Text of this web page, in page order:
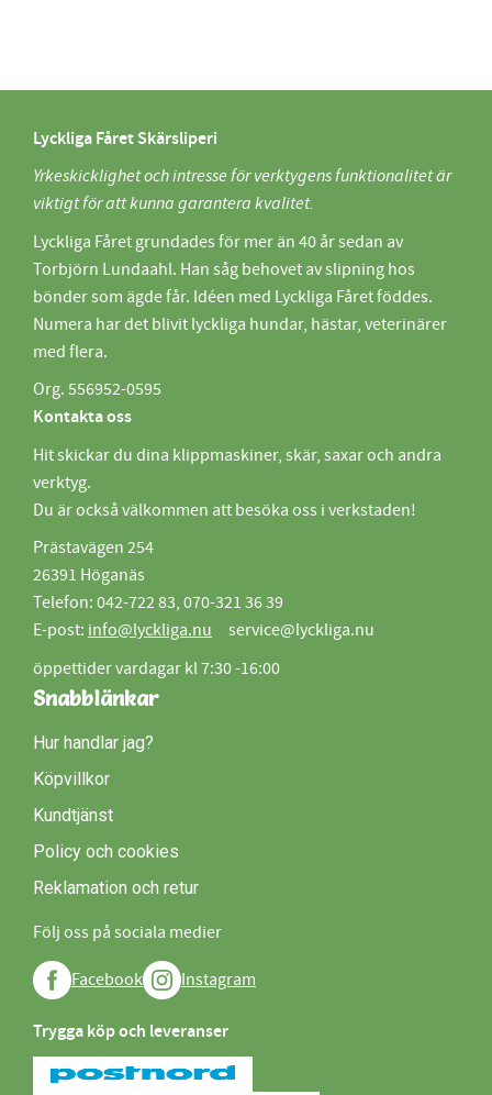
Lyckliga Fåret Skärsliperi
Yrkeskicklighet och intresse för verktygens funktionalitet är
viktigt för att kunna garantera kvalitet.
Lyckliga Fåret grundades för mer än 40 år sedan av
Torbjörn Lundaahl. Han såg behovet av slipning hos
bönder som ägde får. Idéen med Lyckliga Fåret föddes.
Numera har det blivit lyckliga hundar, hästar, veterinärer
med flera.
Org. 556952-0595
Kontakta oss
Hit skickar du dina klippmaskiner, skär, saxar och andra
verktyg.
Du är också välkommen att besöka oss i verkstaden!
Prästavägen 254
26391 Höganäs
Telefon: 042-722 83, 070-321 36 39
E-post: info@lyckliga.nu service@lyckliga.nu
öppettider vardagar kl 7:30 -16:00
Snabblänkar
Hur handlar jag?
Köpvillkor
Kundtjänst
Policy och cookies
Reklamation och retur
Följ oss på sociala medier
Facebook Instagram
Trygga köp och leveranser